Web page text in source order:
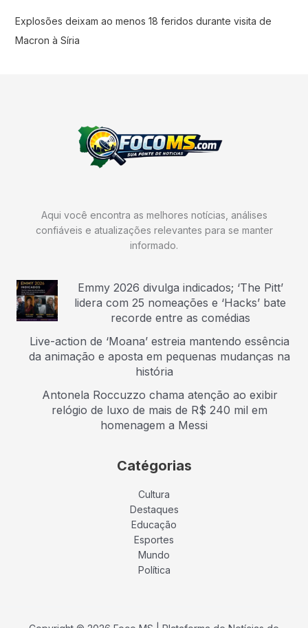
Explosões deixam ao menos 18 feridos durante visita de
Macron à Síria
Aqui você encontra as melhores notícias, análises
confiáveis e atualizações relevantes para se manter
informado.
Emmy 2026 divulga indicados; ‘The Pitt’
lidera com 25 nomeações e ‘Hacks’ bate
recorde entre as comédias
Live-action de ‘Moana’ estreia mantendo essência
da animação e aposta em pequenas mudanças na
história
Antonela Roccuzzo chama atenção ao exibir
relógio de luxo de mais de R$ 240 mil em
homenagem a Messi
Catégorias
Cultura
Destaques
Educação
Esportes
Mundo
Política